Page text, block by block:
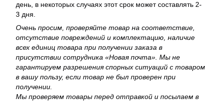
день, в некоторых случаях этот срок может составлять 2-
3 дня.
Очень просим, ​​проверяйте товар на соответствие,
отсутствие повреждений и комплектацию, наличие
всех единиц товара при получении заказа в
присутствии сотрудника «Новая почта». Мы не
гарантируем разрешения спорных ситуаций с товаром
в вашу пользу, если товар не был проверен при
получении.
Мы проверяем товары перед отправкой и посылаем в